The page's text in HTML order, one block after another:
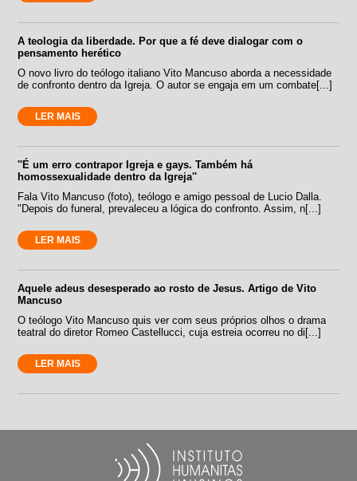
A teologia da liberdade. Por que a fé deve dialogar com o
pensamento herético
O novo livro do teólogo italiano Vito Mancuso aborda a necessidade
de confronto dentro da Igreja. O autor se engaja em um combate[...]
LER MAIS
''É um erro contrapor Igreja e gays. Também há
homossexualidade dentro da Igreja''
Fala Vito Mancuso (foto), teólogo e amigo pessoal de Lucio Dalla.
"Depois do funeral, prevaleceu a lógica do confronto. Assim, n[...]
LER MAIS
Aquele adeus desesperado ao rosto de Jesus. Artigo de Vito
Mancuso
O teólogo Vito Mancuso quis ver com seus próprios olhos o drama
teatral do diretor Romeo Castellucci, cuja estreia ocorreu no di[...]
LER MAIS